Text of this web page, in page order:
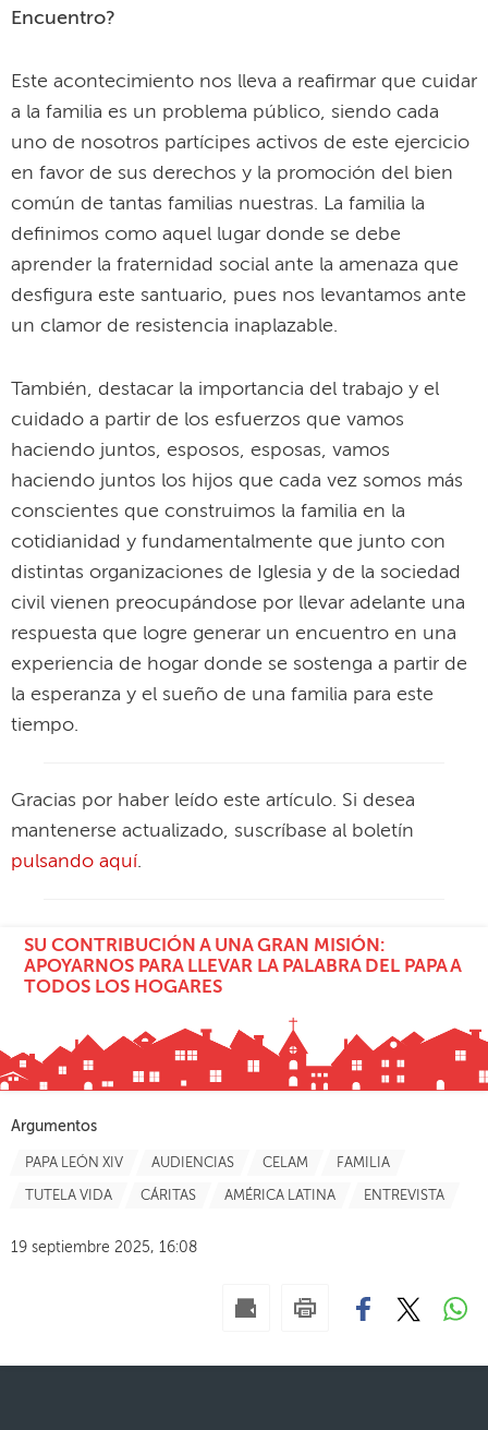
Encuentro?
Este acontecimiento nos lleva a reafirmar que cuidar
a la familia es un problema público, siendo cada
uno de nosotros partícipes activos de este ejercicio
en favor de sus derechos y la promoción del bien
común de tantas familias nuestras. La familia la
definimos como aquel lugar donde se debe
aprender la fraternidad social ante la amenaza que
desfigura este santuario, pues nos levantamos ante
un clamor de resistencia inaplazable.
También, destacar la importancia del trabajo y el
cuidado a partir de los esfuerzos que vamos
haciendo juntos, esposos, esposas, vamos
haciendo juntos los hijos que cada vez somos más
conscientes que construimos la familia en la
cotidianidad y fundamentalmente que junto con
distintas organizaciones de Iglesia y de la sociedad
civil vienen preocupándose por llevar adelante una
respuesta que logre generar un encuentro en una
experiencia de hogar donde se sostenga a partir de
la esperanza y el sueño de una familia para este
tiempo.
Gracias por haber leído este artículo. Si desea
mantenerse actualizado, suscríbase al boletín
pulsando aquí.
SU CONTRIBUCIÓN A UNA GRAN MISIÓN:
APOYARNOS PARA LLEVAR LA PALABRA DEL PAPA A
TODOS LOS HOGARES
Argumentos
PAPA LEÓN XIV AUDIENCIAS CELAM FAMILIA
TUTELA VIDA CÁRITAS AMÉRICA LATINA ENTREVISTA
19 septiembre 2025, 16:08